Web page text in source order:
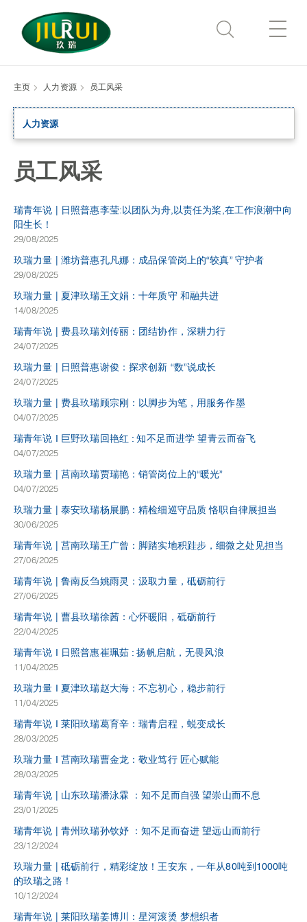
Content
Show
Menu
公司简介
公司简介
玖瑞文化
研发服务
研发中心
猪先生服务平台
母仔健康一体化方案
妊娠母猪亚健康解决方案
复合维生素预混合饲料
高产蛋禽套餐
泌乳助力宝
国际贸易
核心预混料
人才理念
人才发展
员工风采
新闻资讯
联系我们
中文版
ENGLISH
联系我们
Search
the
Site
主页 人力资源 员工风采
人力资源
员工风采
瑞青年说 | 日照普惠李莹:以团队为舟,以责任为桨,在工作浪潮中向
阳生长！
29/08/2025
玖瑞力量 | 潍坊普惠孔凡娜：成品保管岗上的“较真” 守护者
29/08/2025
玖瑞力量 | 夏津玖瑞王文娟：十年质守 和融共进
14/08/2025
瑞青年说 | 费县玖瑞刘传丽：团结协作，深耕力行
24/07/2025
玖瑞力量 | 日照普惠谢俊：探求创新 “数”说成长
24/07/2025
玖瑞力量 | 费县玖瑞顾宗刚：以脚步为笔，用服务作墨
04/07/2025
瑞青年说 I 巨野玖瑞回艳红 : 知不足而进学 望青云而奋飞
04/07/2025
玖瑞力量 | 莒南玖瑞贾瑞艳：销管岗位上的“暖光”
04/07/2025
玖瑞力量 | 泰安玖瑞杨展鹏：精检细巡守品质 恪职自律展担当
30/06/2025
瑞青年说 | 莒南玖瑞王广曾：脚踏实地积跬步，细微之处见担当
27/06/2025
瑞青年说 | 鲁南反刍姚雨灵：汲取力量，砥砺前行
27/06/2025
瑞青年说 | 曹县玖瑞徐茜：心怀暖阳，砥砺前行
22/04/2025
瑞青年说 I 日照普惠崔珮茹 : 扬帆启航，无畏风浪
11/04/2025
玖瑞力量 I 夏津玖瑞赵大海：不忘初心，稳步前行
11/04/2025
瑞青年说 I 莱阳玖瑞葛育辛：瑞青启程，蜕变成长
28/03/2025
玖瑞力量 I 莒南玖瑞曹金龙：敬业笃行 匠心赋能
28/03/2025
瑞青年说 | 山东玖瑞潘泳霖 ：知不足而自强 望崇山而不息
23/01/2025
瑞青年说 | 青州玖瑞孙钦妤 ：知不足而奋进 望远山而前行
23/12/2024
玖瑞力量 | 砥砺前行，精彩绽放！王安东，一年从80吨到1000吨
的玖瑞之路！
10/12/2024
瑞青年说 | 莱阳玖瑞姜博川：星河滚烫 梦想织者